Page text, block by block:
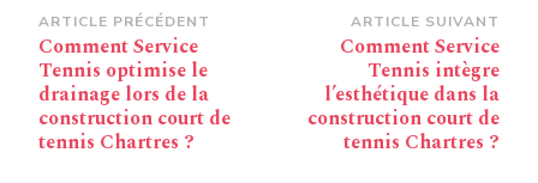
Navigation
d’article
ARTICLE PRÉCÉDENT
Comment Service
Tennis optimise le
drainage lors de la
construction court de
tennis Chartres ?
ARTICLE SUIVANT
Comment Service
Tennis intègre
l’esthétique dans la
construction court de
tennis Chartres ?